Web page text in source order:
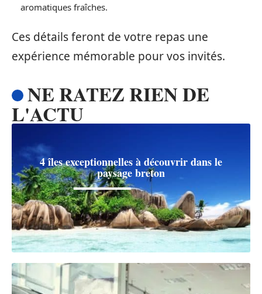
aromatiques fraîches.
Ces détails feront de votre repas une
expérience mémorable pour vos invités.
NE RATEZ RIEN DE
L'ACTU
4 îles exceptionnelles à découvrir dans le
paysage breton